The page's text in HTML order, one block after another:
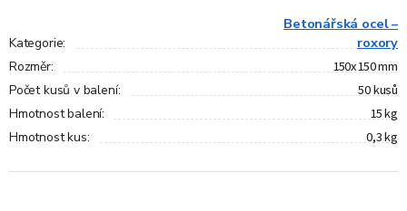
Kategorie:
Betonářská ocel –
roxory
Rozměr: 150x150 mm
Počet kusů v balení: 50 kusů
Hmotnost balení: 15 kg
Hmotnost kus: 0,3 kg